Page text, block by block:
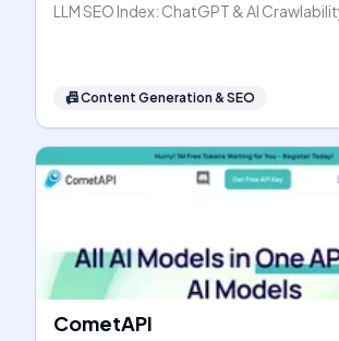
LLM SEO Index: ChatGPT & AI
📠Content Generation & SEO
CometAPI